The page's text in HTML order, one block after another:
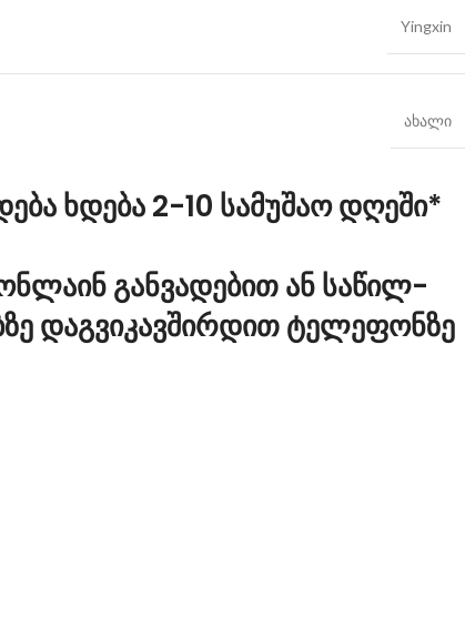
Yingxin
ახალი
ხდება 2-10 სამუშაო დღეში*
განვადებით ან საწილ-
დაგვიკავშირდით ტელეფონზე